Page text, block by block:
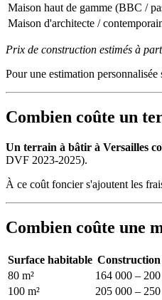
Maison haut de gamme (BBC /
Maison d'architecte /
Prix de construction estimés à
Pour une estimation
Combien coûte un
Un terrain à bâtir à Versailles
DVF 2023-2025).
À ce coût foncier s'ajoutent les
Combien coûte une
Surface habitable Construction
80 m²
164 000 –
100 m²
205 000 –